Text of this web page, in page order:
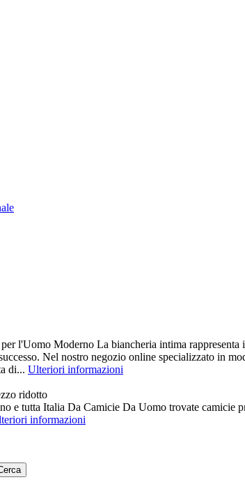
l'Uomo Moderno La biancheria intima rappresenta
Nel nostro negozio online specializzato in
di... Ulteriori informazioni
ridotto
e tutta Italia Da Camicie Da Uomo trovate
informazioni